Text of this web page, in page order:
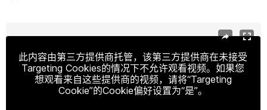
此内容由第三方提供商托管，该第三方提供商在未接受
Targeting Cookies的情况下不允许观看视频。如果您
想观看来自这些提供商的视频，请将“Targeting
Cookie”的Cookie偏好设置为“是”。